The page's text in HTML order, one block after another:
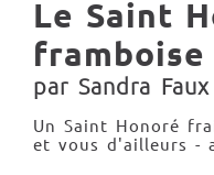
Le Saint
framboise
par Sandra Faux
Un Saint Honoré
et vous d'ailleurs -